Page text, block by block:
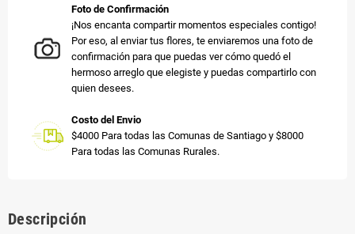
Foto de Confirmación
¡Nos encanta compartir momentos especiales contigo!
Por eso, al enviar tus flores, te enviaremos una foto de
confirmación para que puedas ver cómo quedó el
hermoso arreglo que elegiste y puedas compartirlo con
quien desees.
Costo del Envio
$4000 Para todas las Comunas de Santiago y $8000
Para todas las Comunas Rurales.
Descripción